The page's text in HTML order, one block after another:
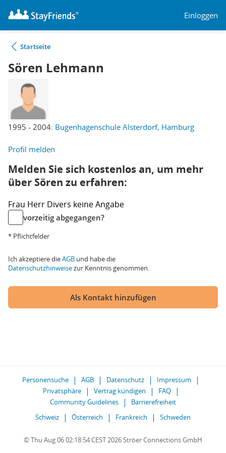
Einloggen
Startseite
Sören Lehmann
1995 - 2004: Bugenhagenschule Alsterdorf, Hamburg
Profil melden
Melden Sie sich kostenlos an, um mehr
über Sören zu erfahren:
Frau Herr Divers keine Angabe
vorzeitig abgegangen?
* Pflichtfelder
Ich akzeptiere dieAGB und habe die
Datenschutzhinweisezur Kenntnis genommen.
Als Kontakt hinzufügen
Personensuche AGB Datenschutz
Impressum
Privatsphäre
Vertrag kündigen
FAQ
Community Guidelines
Barrierefreiheit
Schweiz
Österreich Frankreich Schweden
© Thu Aug 06 02:18:54 CEST 2026 Ströer Connections GmbH